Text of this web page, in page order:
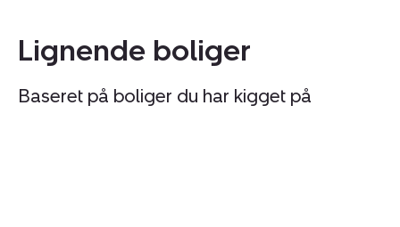
Lignende boliger
Baseret på boliger du har kigget på